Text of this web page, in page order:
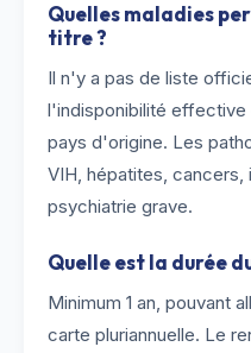
Quelles maladies
titre ?
Il n'y a pas de liste
l'indisponibilité effective
pays d'origine. Les
VIH, hépatites, cancers,
psychiatrie grave.
Quelle est la durée
Minimum 1 an, pouvant
carte pluriannuelle. Le